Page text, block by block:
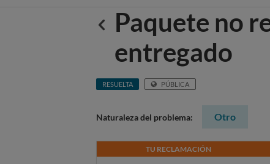
Anterior
Paquete no
entregado
RESUELTA PÚBLICA
Naturaleza del problema: Otro
TU RECLAMACIÓN